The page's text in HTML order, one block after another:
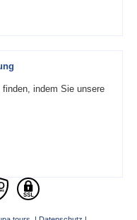
indem Sie unsere